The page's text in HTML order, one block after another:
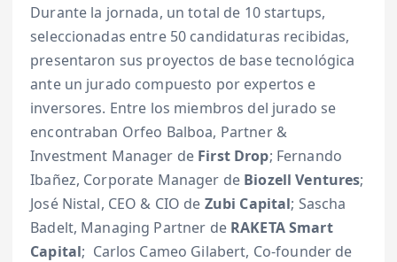
Durante la jornada, un total de 10 startups,
seleccionadas entre 50 candidaturas recibidas,
presentaron sus proyectos de base tecnológica
ante un jurado compuesto por expertos e
inversores. Entre los miembros del jurado se
encontraban Orfeo Balboa, Partner &
Investment Manager de First Drop; Fernando
Ibañez, Corporate Manager de Biozell Ventures;
José Nistal, CEO & CIO de Zubi Capital; Sascha
Badelt, Managing Partner de RAKETA Smart
Capital; Carlos Cameo Gilabert, Co-founder de